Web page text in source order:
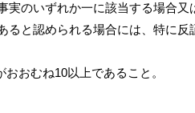
実のいずれか一に該当する場合又
ると認められる場合には、特に反
おむね10以上であること。